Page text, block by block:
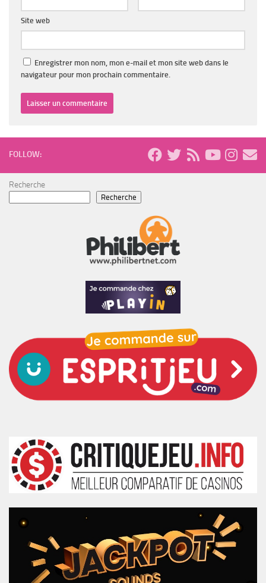
Site web
Enregistrer mon nom, mon e-mail et mon site web dans le
navigateur pour mon prochain commentaire.
FOLLOW:
Recherche
Recherche